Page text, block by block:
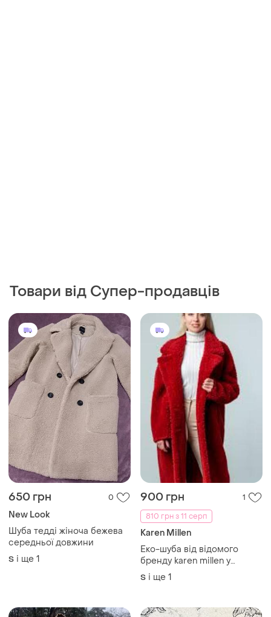
Товари від Супер-продавців
650 грн 0
New Look
Шуба тедді жіноча бежева
середньої довжини
S і ще 1
900 грн
1
810 грн з 11 серп
Karen Millen
Еко-шуба від відомого
бренду karen millen у
розмірі s
S і ще 1